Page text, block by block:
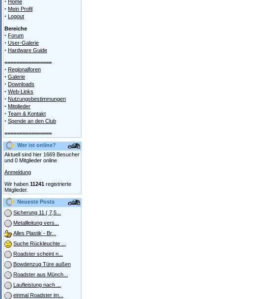
Home
· Mein Profil
· Logout
Bereiche
· Forum
· User-Galerie
· Hardware Guide
================
· Regionalforen
· Galerie
· Downloads
· Web-Links
· Nutzungsbestimmungen
· Mitglieder
· Team & Kontakt
· Spende an den Club
================
Wer ist online?
Aktuell sind hier 1669 Besucher
und 0 Mitglieder online
Anmeldung
Wir haben 11241 registrierte
Mitglieder.
Neueste Posts
Sicherung 11 ( 7,5...
Metallleitung vers...
Alles Plastik - Br...
Suche Rückleuchte ...
Roadster scheint n...
Bowdenzug Türe außen
Roadster aus Münch...
Laufleistung nach ...
einmal Roadster im...